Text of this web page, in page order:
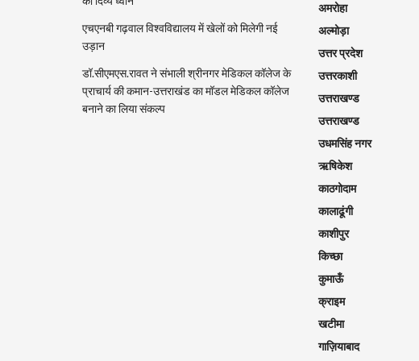
एचएनबी गढ़वाल विश्वविद्यालय में खेलों को मिलेगी नई
उड़ान
डॉ.सीएमएस.रावत ने संभाली श्रीनगर मेडिकल कॉलेज के
प्राचार्य की कमान-उत्तराखंड का मॉडल मेडिकल कॉलेज
बनाने का लिया संकल्प
अमरोहा
अल्मोड़ा
उत्तर प्रदेश
उत्तरकाशी
उत्तराखण्ड
उत्तराखण्ड
उधमसिंह नगर
ऋषिकेश
काठगोदाम
कालाढूंगी
काशीपुर
किच्छा
कुमाऊँ
क्राइम
खटीमा
गाज़ियाबाद